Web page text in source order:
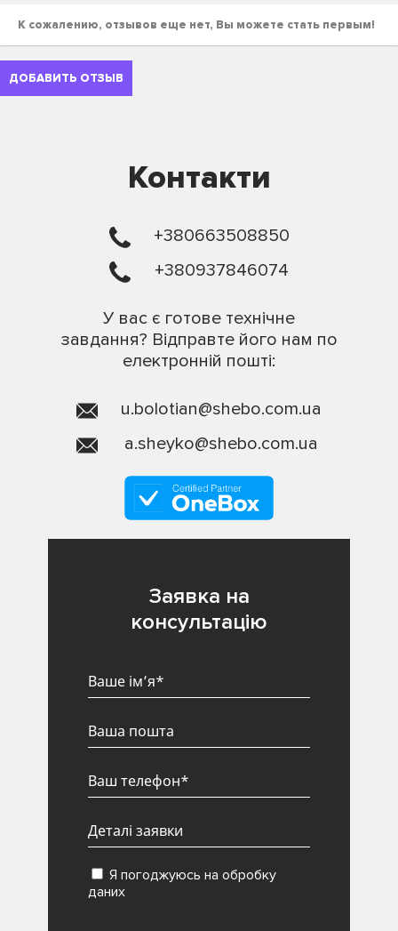
К сожалению, отзывов еще нет, Вы можете стать первым!
ДОБАВИТЬ ОТЗЫВ
Контакти
+380663508850
+380937846074
У вас є готове технічне
завдання? Відправте його нам по
електронній пошті:
u.bolotian@shebo.com.ua
a.sheyko@shebo.com.ua
Заявка на
консультацію
Я погоджуюсь на обробку
даних